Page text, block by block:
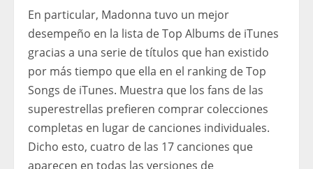
En particular, Madonna tuvo un mejor
desempeño en la lista de Top Albums de iTunes
gracias a una serie de títulos que han existido
por más tiempo que ella en el ranking de Top
Songs de iTunes. Muestra que los fans de las
superestrellas prefieren comprar colecciones
completas en lugar de canciones individuales.
Dicho esto, cuatro de las 17 canciones que
aparecen en todas las versiones de